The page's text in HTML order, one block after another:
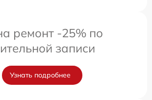
ремонт -25% по
записи
Узнать подробнее